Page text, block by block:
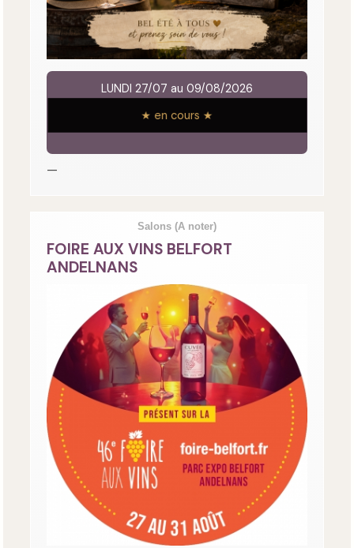
LUNDI 27/07 au 09/08/2026
★ en cours ★
—
Salons (A noter)
FOIRE AUX VINS BELFORT
ANDELNANS